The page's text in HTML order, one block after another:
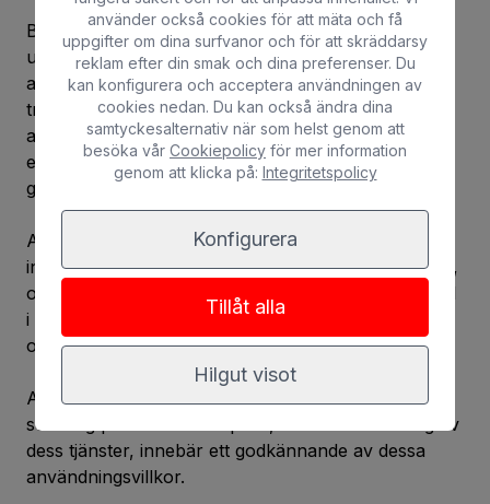
BULL HOTELS friskriver sig från allt ansvar som
uppstår till följd av krav, inklusive betalning av
advokatarvoden, för stämningar och anspråk från
tredje part för användarens överträdelse av våra
användningsvillkor, tillträdes- och sekretesspolicy
eller andra krav på grund av överträdelse av
gällande lagstiftning.
Användaren bekräftar att han/hon har förstått all
information om användningsvillkoren för vår portal,
och erkänner att de är tillräckliga för att utesluta fel
i dem, och accepterar dem därför helt och hållet
och uttryckligen.
Användaren är fullt medveten om att enbart
surfning på denna webbplats, liksom användning av
dess tjänster, innebär ett godkännande av dessa
användningsvillkor.
använder också cookies för att mäta och få
uppgifter om dina surfvanor och för att skräddarsy
reklam efter din smak och dina preferenser. Du
kan konfigurera och acceptera användningen av
cookies nedan. Du kan också ändra dina
samtyckesalternativ när som helst genom att
besöka vår Cookiepolicy för mer information
genom att klicka på: Integritetspolicy
Konfigurera
Tillåt alla
Hilgut visot